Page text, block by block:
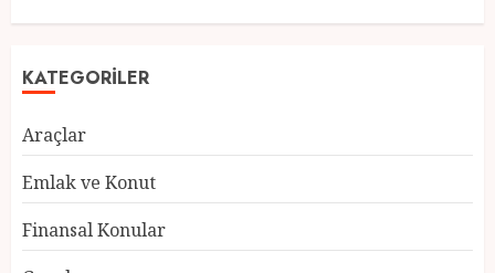
KATEGORILER
Araçlar
Emlak ve Konut
Finansal Konular
4